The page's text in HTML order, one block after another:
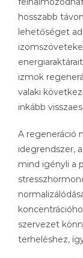
hosszabb
lehetőséget
izmok
valaki
inkább
A regeneráció
idegrendszer,
mind igényli a
szervezet
terheléshez,